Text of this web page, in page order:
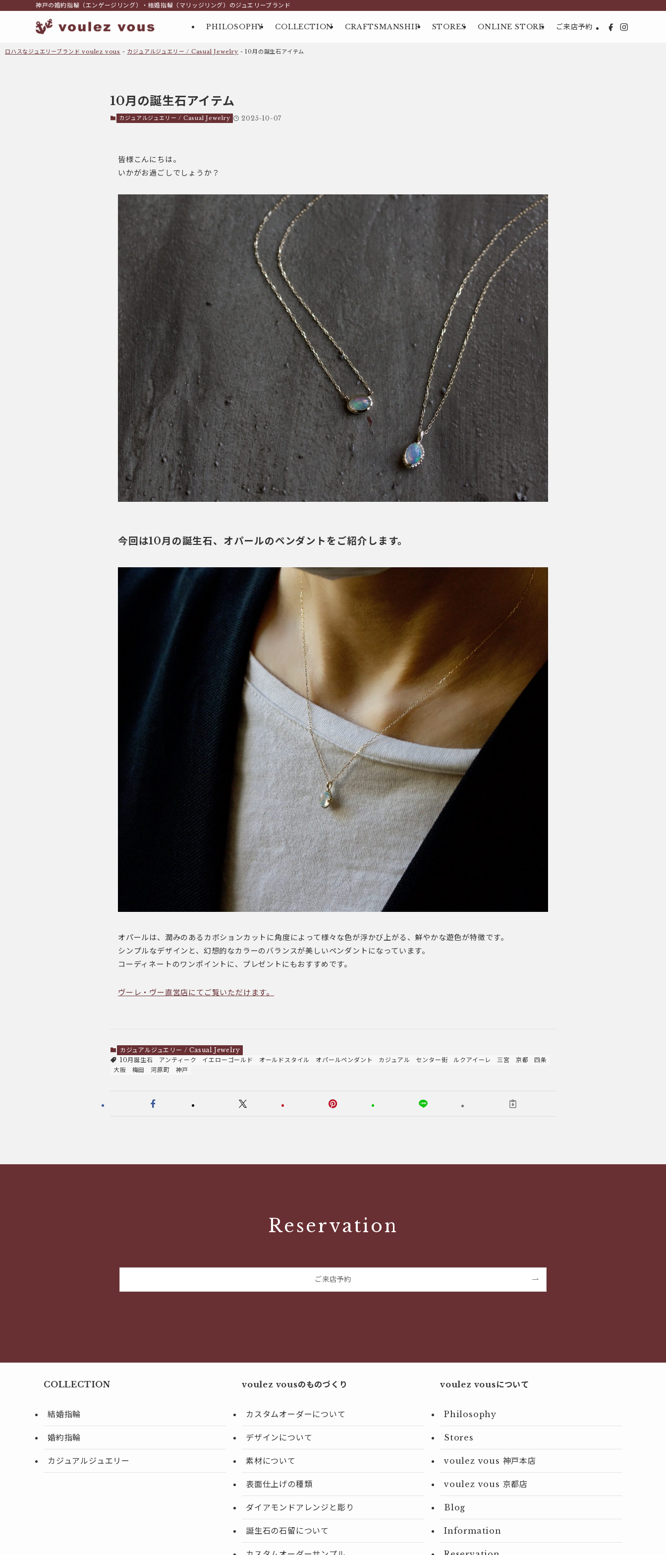
神戸の婚約指輪（エンゲージリング）・結婚指輪（マリッジリング）のジュエリーブランド
PHILOSOPHY COLLECTION CRAFTSMANSHIP STORES ONLINE STORE ご来店予約
ロハスなジュエリーブランド voulez vous - カジュアルジュエリー / Casual Jewelry -10月の誕生石アイテム
10月の誕生石アイテム
カジュアルジュエリー / Casual Jewelry 2025-10-07
皆様こんにちは。
いかがお過ごしでしょうか？
今回は10月の誕生石、オパールのペンダントをご紹介します。
オパールは、潤みのあるカボションカットに角度によって様々な色が浮かび上がる、鮮やかな遊色が特徴です。
シンプルなデザインと、幻想的なカラーのバランスが美しいペンダントになっています。
コーディネートのワンポイントに、プレゼントにもおすすめです。
ヴーレ・ヴー直営店にてご覧いただけます。
カジュアルジュエリー / Casual Jewelry
10月誕生石
アンティーク イエローゴールド オールドスタイル オパールペンダント カジュアル センター街 ルクアイーレ 三宮 京都
四条
大阪
梅田 河原町 神戸
Reservation
ご来店予約
COLLECTION
結婚指輪
婚約指輪
カジュアルジュエリー
voulez vousのものづくり
カスタムオーダーについて
デザインについて
素材について
表面仕上げの種類
ダイアモンドアレンジと彫り
誕生石の石留について
voulez vousについて
Philosophy
Stores
voulez vous 神戸本店
voulez vous 京都店
Blog
Information